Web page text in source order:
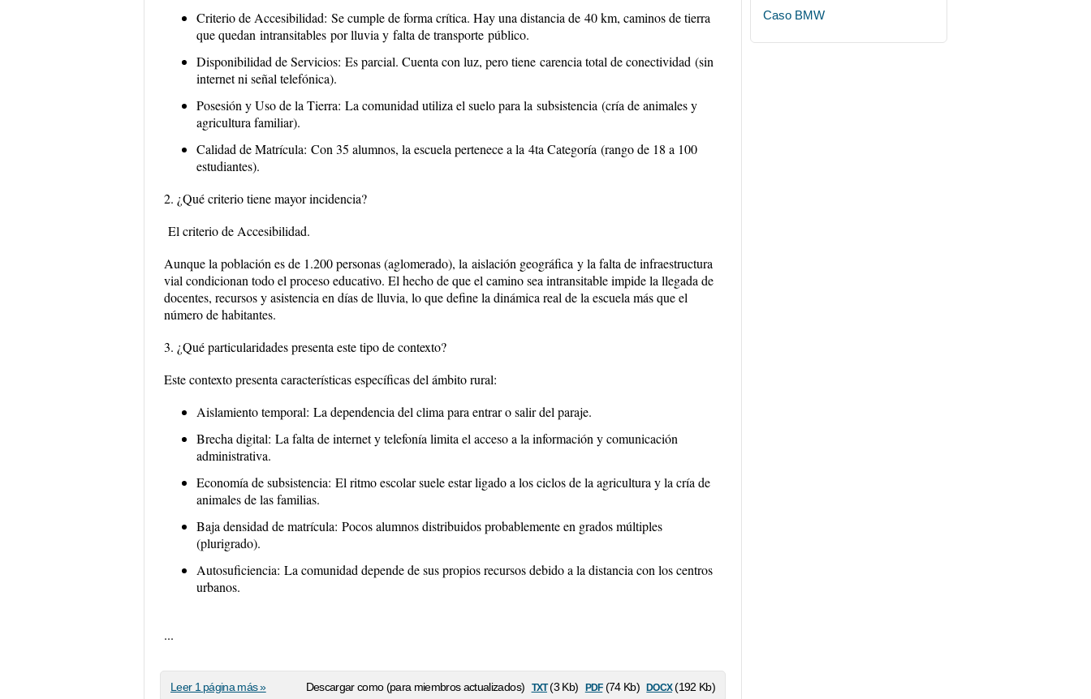
Criterio de Accesibilidad: Se cumple de forma crítica. Hay una distancia de 40 km, caminos de tierra
que quedan intransitables por lluvia y falta de transporte público.
Disponibilidad de Servicios: Es parcial. Cuenta con luz, pero tiene carencia total de conectividad (sin
internet ni señal telefónica).
Posesión y Uso de la Tierra: La comunidad utiliza el suelo para la subsistencia (cría de animales y
agricultura familiar).
Calidad de Matrícula: Con 35 alumnos, la escuela pertenece a la 4ta Categoría (rango de 18 a 100
estudiantes).
2. ¿Qué criterio tiene mayor incidencia?
El criterio de Accesibilidad.
Aunque la población es de 1.200 personas (aglomerado), la aislación geográfica y la falta de infraestructura
vial condicionan todo el proceso educativo. El hecho de que el camino sea intransitable impide la llegada de
docentes, recursos y asistencia en días de lluvia, lo que define la dinámica real de la escuela más que el
número de habitantes.
3. ¿Qué particularidades presenta este tipo de contexto?
Este contexto presenta características específicas del ámbito rural:
Aislamiento temporal: La dependencia del clima para entrar o salir del paraje.
Brecha digital: La falta de internet y telefonía limita el acceso a la información y comunicación
administrativa.
Economía de subsistencia: El ritmo escolar suele estar ligado a los ciclos de la agricultura y la cría de
animales de las familias.
Baja densidad de matrícula: Pocos alumnos distribuidos probablemente en grados múltiples
(plurigrado).
Autosuficiencia: La comunidad depende de sus propios recursos debido a la distancia con los centros
urbanos.
...
Descargar como (para miembros actualizados) txt(3 Kb) pdf(74 Kb) docx(192 Kb)
Leer 1 página más »
Caso BMW